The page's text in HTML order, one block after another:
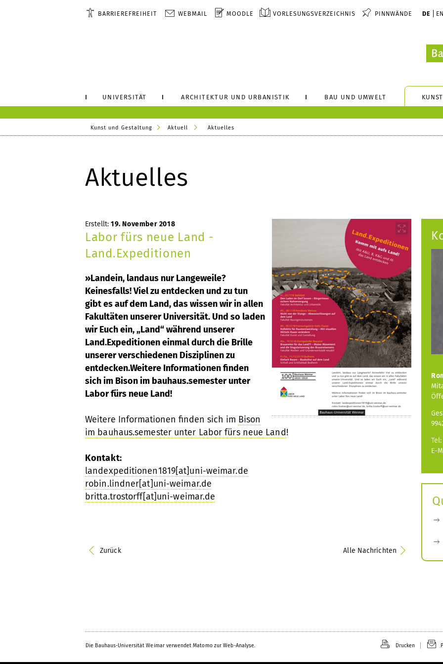
BARRIEREFREIHEIT WEBMAIL MOODLE VORLESUNGSVERZEICHNIS PINNWÄNDE DE EN
UNIVERSITÄT ARCHITEKTUR UND URBANISTIK BAU UND UMWELT
Kunst und Gestaltung Aktuell Aktuelles
Aktuelles
Erstellt: 19. November 2018
Labor fürs neue Land -
Land.Expeditionen
»Landein, landaus nur Langeweile?
Keinesfalls! Viel zu entdecken und zu tun
gibt es auf dem Land, das wissen wir in allen
Fakultäten unserer Universität. Und so laden
wir Euch ein, „Land“ während unserer
Land.Expeditionen einmal durch die Brille
unserer verschiedenen Disziplinen zu
entdecken.Weitere Informationen finden
sich im Bison im bauhaus.semester unter
Labor fürs neue Land!
Weitere Informationen finden sich im Bison
im bauhaus.semester unter Labor fürs neue Land!
Kontakt:
landexpeditionen1819[at]uni-weimar.de
robin.lindner[at]uni-weimar.de
britta.trostorff[at]uni-weimar.de
Zurück Alle Nachrichten
E-
Die Bauhaus-Universität Weimar verwendet Matomo zur Web-Analyse. Drucken